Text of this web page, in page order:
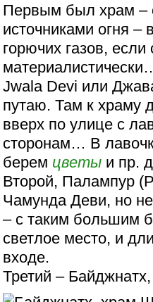
Первым был храм –
источниками огня
горючих газов, если
Jwala Devi или
путаю. Там к храму
вверх по улице с
сторонам… В
берем цветы и пр.
Второй, Палампур
Чамунда Деви, но
– с таким большим
светлое место, и
входе.
Третий –